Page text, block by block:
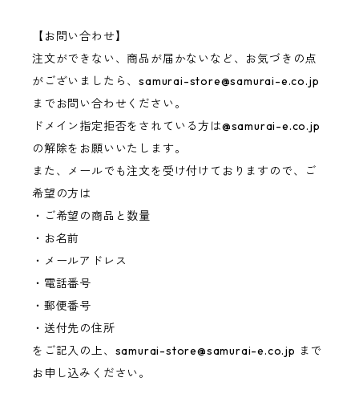
【お問い合わせ】
注文ができない、商品が届かないなど、お気づきの点
がございましたら、samurai-store@samurai-e.co.jp
までお問い合わせください。
ドメイン指定拒否をされている方は@samurai-e.co.jp
の解除をお願いいたします。
また、メールでも注文を受け付けておりますので、ご
希望の方は
・ご希望の商品と数量
・お名前
・メールアドレス
・電話番号
・郵便番号
・送付先の住所
をご記入の上、 samurai-store@samurai-e.co.jp まで
お申し込みください。